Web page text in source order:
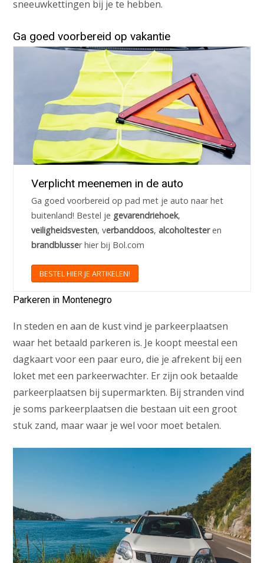
sneeuwkettingen bij je te hebben.
Ga goed voorbereid op vakantie
Verplicht meenemen in de auto
Ga goed voorbereid op pad met je auto naar het
buitenland! Bestel je gevarendriehoek,
veiligheidsvesten, verbanddoos, alcoholtesteren
brandblusser hier bij Bol.com
BESTEL HIER JE ARTIKELEN!
Parkeren in Montenegro
In steden en aan de kust vind je parkeerplaatsen
waar het betaald parkeren is. Je koopt meestal een
dagkaart voor een paar euro, die je afrekent bij een
loket met een parkeerwachter. Er zijn ook betaalde
parkeerplaatsen bij supermarkten. Bij stranden vind
je soms parkeerplaatsen die bestaan uit een groot
stuk zand, maar waar je wel voor moet betalen.